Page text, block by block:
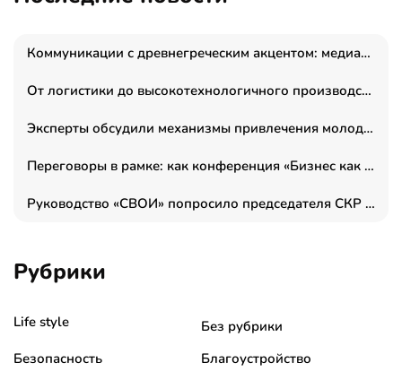
Коммуникации с древнегреческим акцентом: медиаменеджер и журналист Владимир Дергачев запустил коммуникационное агентство «Сократ 2.0»
От логистики до высокотехнологичного производства: как основатель “гагаринга” выстраивает экосистему безопасности и гражданских БПЛА
Эксперты обсудили механизмы привлечения молодых специалистов в промышленные города
Переговоры в рамке: как конференция «Бизнес как искусство» переформатирует деловой этикет в стенах ТПП РФ
Руководство «СВОИ» попросило председателя СКР дать правовую оценку обысков в тыловом штабе
Рубрики
Life style
Без рубрики
Безопасность
Благоустройство